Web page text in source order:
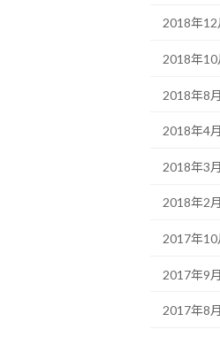
2018年12
2018年10
2018年8月
2018年4月
2018年3月
2018年2月
2017年10
2017年9月
2017年8月